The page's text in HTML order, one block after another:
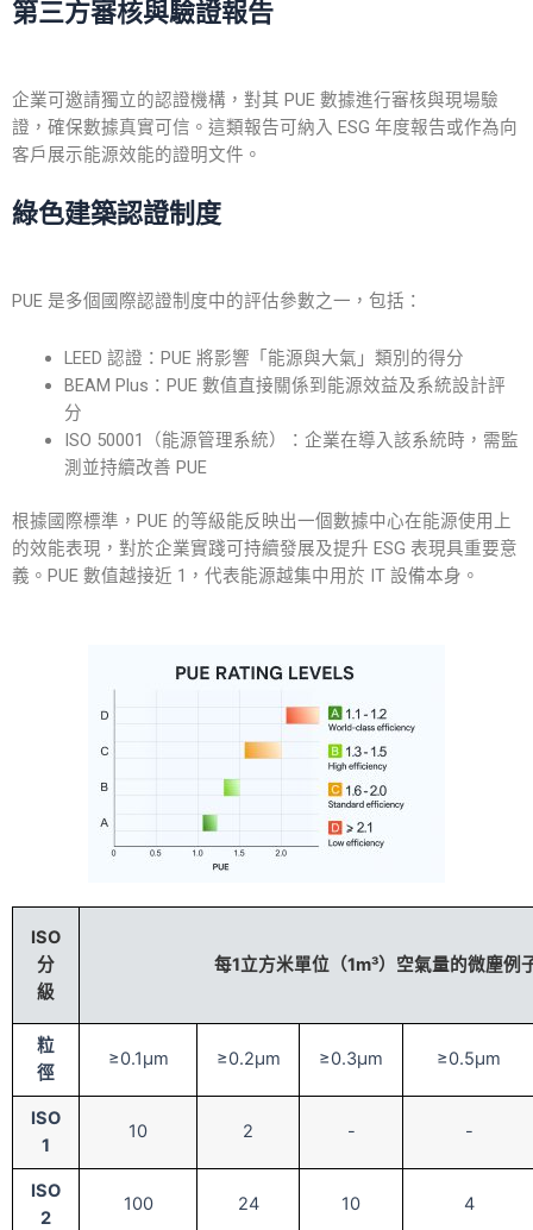
第三方審核與驗證報告
企業可邀請獨立的認證機構，對其 PUE 數據進行審核與現場驗
證，確保數據真實可信。這類報告可納入 ESG 年度報告或作為向
客戶展示能源效能的證明文件。
綠色建築認證制度
PUE 是多個國際認證制度中的評估參數之一，包括：
LEED 認證：PUE 將影響「能源與大氣」類別的得分
BEAM Plus：PUE 數值直接關係到能源效益及系統設計評
分
ISO 50001（能源管理系統）：企業在導入該系統時，需監
測並持續改善 PUE
根據國際標準，PUE 的等級能反映出一個數據中心在能源使用上
的效能表現，對於企業實踐可持續發展及提升 ESG 表現具重要意
義。PUE 數值越接近 1，代表能源越集中用於 IT 設備本身。
ISO
分
級
每1立方米單位（1m³）空氣量的微塵例
粒
徑
≥0.1μm ≥0.2μm ≥0.3μm ≥0.5μm
ISO
1
10 2 - -
ISO
2
100 24 10 4